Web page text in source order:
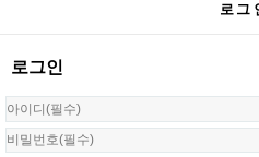
로그
로그인